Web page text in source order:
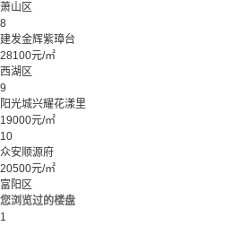
萧山区
8
建发金辉紫璋台
28100元/㎡
西湖区
9
阳光城兴耀花漾里
19000元/㎡
10
众安顺源府
20500元/㎡
富阳区
您浏览过的楼盘
1